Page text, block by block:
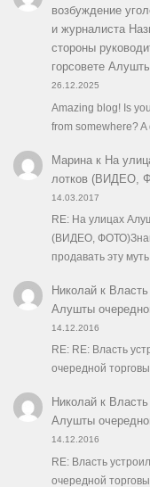
возбуждение
и журналиста
стороны
горсовете
26.12.2025
Amazing blog! Is
from somewhere?
Маринак На
лотков (ВИДЕО,
14.03.2017
RE: На улицах
(ВИДЕО,
продавать эту
Николайк
Алушты
14.12.2016
RE: RE: Власть
очередной
Николайк
Алушты
14.12.2016
RE: Власть
очередной